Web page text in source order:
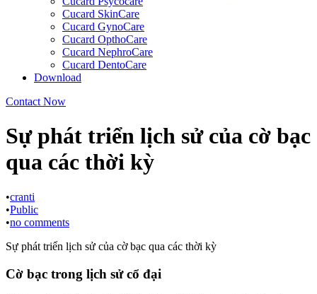
Cucard SkinCare
Cucard GynoCare
Cucard OpthoCare
Cucard NephroCare
Cucard DentoCare
Download
Contact Now
Sự phát triển lịch sử của cờ bạc
qua các thời kỳ
•cranti
•Public
•no comments
Sự phát triển lịch sử của cờ bạc qua các thời kỳ
Cờ bạc trong lịch sử cổ đại